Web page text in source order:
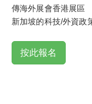
傳海外展會香港展區
新加坡的科技/外資政
按此報名